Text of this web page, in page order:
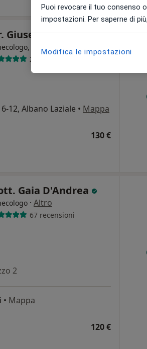
Giuseppe Tarquini
Chirurgo
217 recensioni
12, Albano Laziale • Mappa
130 €
Gaia D'Andrea
· Altro
67 recensioni
2
• Mappa
120 €
Puoi revocare il tuo consenso
impostazioni. Per saperne di
Modifica le impostazioni